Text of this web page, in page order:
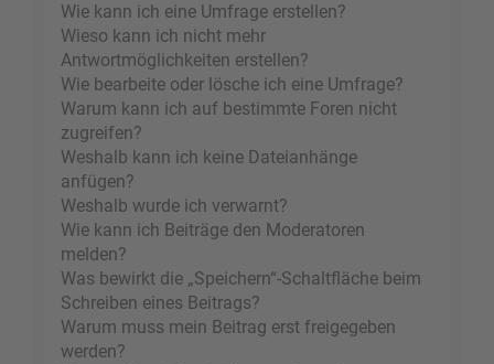
Wie kann ich eine Umfrage erstellen?
Wieso kann ich nicht mehr
Antwortmöglichkeiten erstellen?
Wie bearbeite oder lösche ich eine Umfrage?
Warum kann ich auf bestimmte Foren nicht
zugreifen?
Weshalb kann ich keine Dateianhänge
anfügen?
Weshalb wurde ich verwarnt?
Wie kann ich Beiträge den Moderatoren
melden?
Was bewirkt die „Speichern“-Schaltfläche beim
Schreiben eines Beitrags?
Warum muss mein Beitrag erst freigegeben
werden?